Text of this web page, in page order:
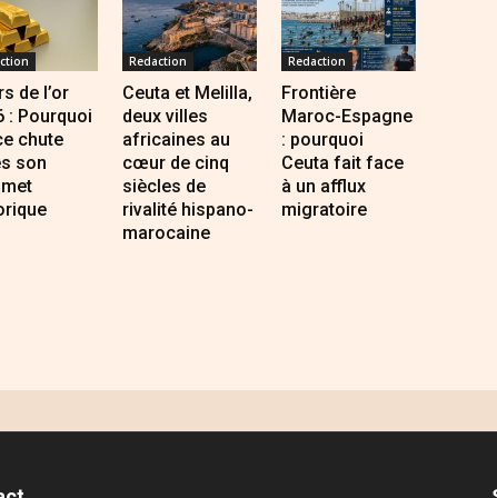
de l’or
: Pourquoi
chute
son
Redaction
Ceuta et Melilla,
deux villes
africaines au
cœur de cinq
siècles de
rivalité hispano-
marocaine
Redaction
Frontière
Maroc-Espagne
: pourquoi
Ceuta fait face
à un afflux
migratoire